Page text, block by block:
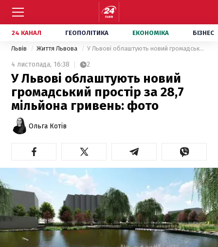
24 КАНАЛ ГЕОПОЛІТИКА ЕКОНОМІКА БІЗНЕС
Львів Життя Львова У Львові облаштують новий громадський простір за 28,7 мільйона гривень: фото
4 листопада, 16:38 2
У Львові облаштують новий
громадський простір за 28,7
мільйона гривень: фото
Ольга Котів